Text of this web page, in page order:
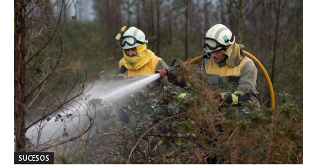
SUCESOS